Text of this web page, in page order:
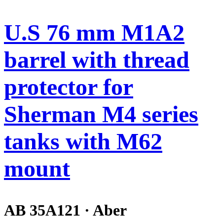
U.S 76 mm M1A2
barrel with thread
protector for
Sherman M4 series
tanks with M62
mount
AB 35A121 · Aber